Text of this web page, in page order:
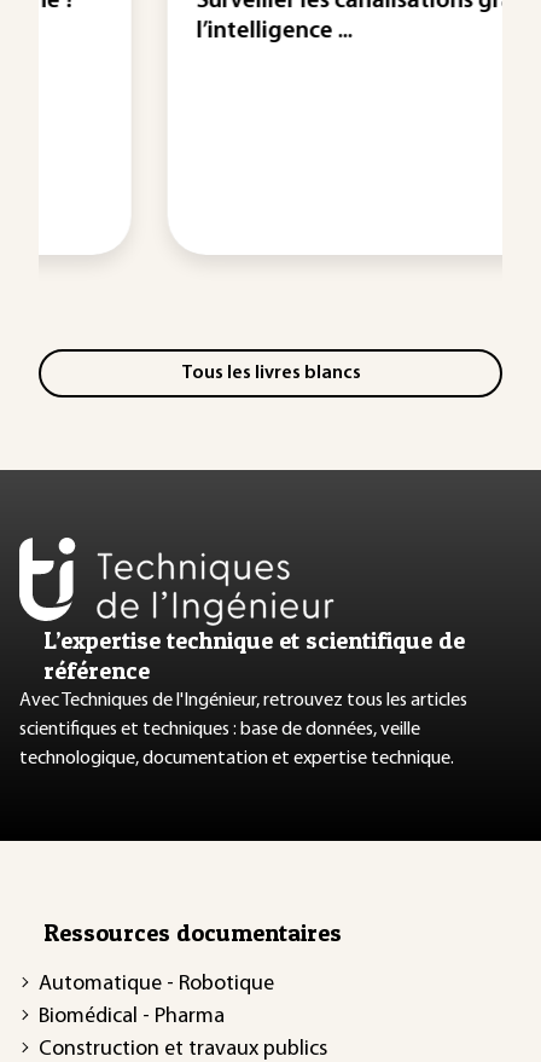
l’intelligence ...
Tous les livres blancs
L’expertise technique et scientifique de
référence
Avec Techniques de l'Ingénieur, retrouvez tous les articles
scientifiques et techniques : base de données, veille
technologique, documentation et expertise technique.
Ressources documentaires
Automatique - Robotique
Biomédical - Pharma
Construction et travaux publics